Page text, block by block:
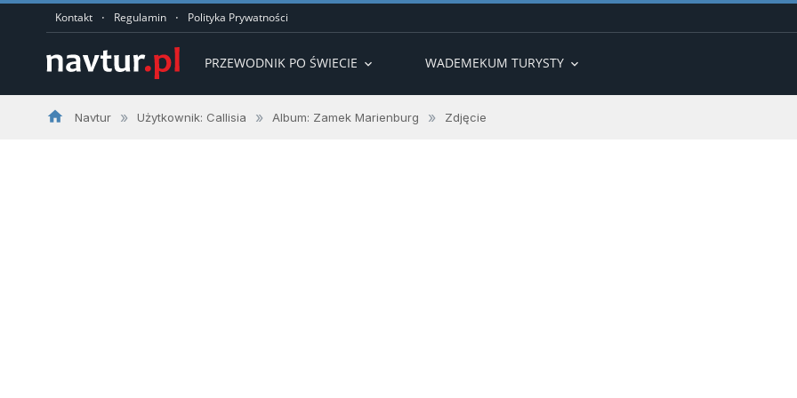
Kontakt · Regulamin · Polityka Prywatności
PRZEWODNIK PO ŚWIECIE expand_more WADEMEKUM TURYSTY expand_more
home Navtur » Użytkownik: Callisia » Album: Zamek Marienburg » Zdjęcie